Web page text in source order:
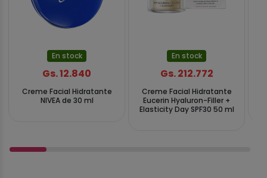
En stock
Gs. 12.840
Creme Facial Hidratante
NIVEA de 30 ml
En stock
Gs. 212.772
Creme Facial Hidratante
Eucerin Hyaluron-Filler +
Elasticity Day SPF30 50 ml